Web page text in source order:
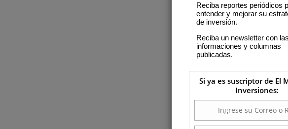
Reciba reportes periódicos
entender y mejorar su
de inversión.
Reciba un newsletter con las
informaciones y columnas
publicadas.
Si ya es suscriptor de El
Inversiones: